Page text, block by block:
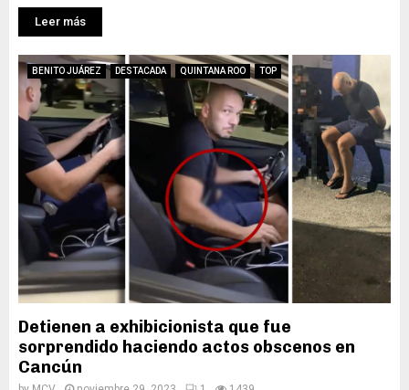
Leer más
BENITO JUÁREZ DESTACADA QUINTANA ROO TOP
Detienen a exhibicionista que fue
sorprendido haciendo actos obscenos en
Cancún